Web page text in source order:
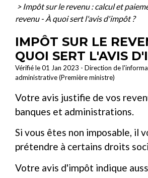
> Impôt sur le revenu : calcul et
revenu - À quoi sert l'avis d'impôt ?
IMPÔT SUR LE
QUOI SERT L'AVIS
Vérifié le 01 Jan 2023 - Direction de
administrative (Première ministre)
Votre avis justifie de vos
banques et administrations.
Si vous êtes non imposable, il
prétendre à certains droits
Votre avis d'impôt indique